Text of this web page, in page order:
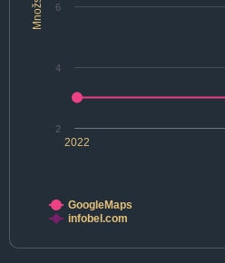
2022
2
4
6
GoogleMaps
infobel.com